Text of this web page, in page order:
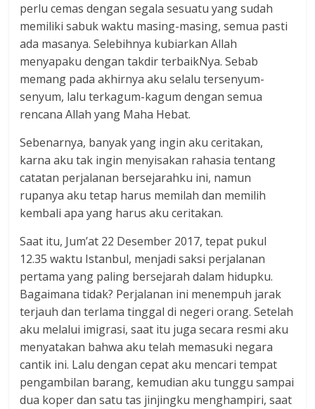
perlu cemas dengan segala sesuatu yang sudah
memiliki sabuk waktu masing-masing, semua pasti
ada masanya. Selebihnya kubiarkan Allah
menyapaku dengan takdir terbaikNya. Sebab
memang pada akhirnya aku selalu tersenyum-
senyum, lalu terkagum-kagum dengan semua
rencana Allah yang Maha Hebat.
Sebenarnya, banyak yang ingin aku ceritakan,
karna aku tak ingin menyisakan rahasia tentang
catatan perjalanan bersejarahku ini, namun
rupanya aku tetap harus memilah dan memilih
kembali apa yang harus aku ceritakan.
Saat itu, Jum’at 22 Desember 2017, tepat pukul
12.35 waktu Istanbul, menjadi saksi perjalanan
pertama yang paling bersejarah dalam hidupku.
Bagaimana tidak? Perjalanan ini menempuh jarak
terjauh dan terlama tinggal di negeri orang. Setelah
aku melalui imigrasi, saat itu juga secara resmi aku
menyatakan bahwa aku telah memasuki negara
cantik ini. Lalu dengan cepat aku mencari tempat
pengambilan barang, kemudian aku tunggu sampai
dua koper dan satu tas jinjingku menghampiri, saat